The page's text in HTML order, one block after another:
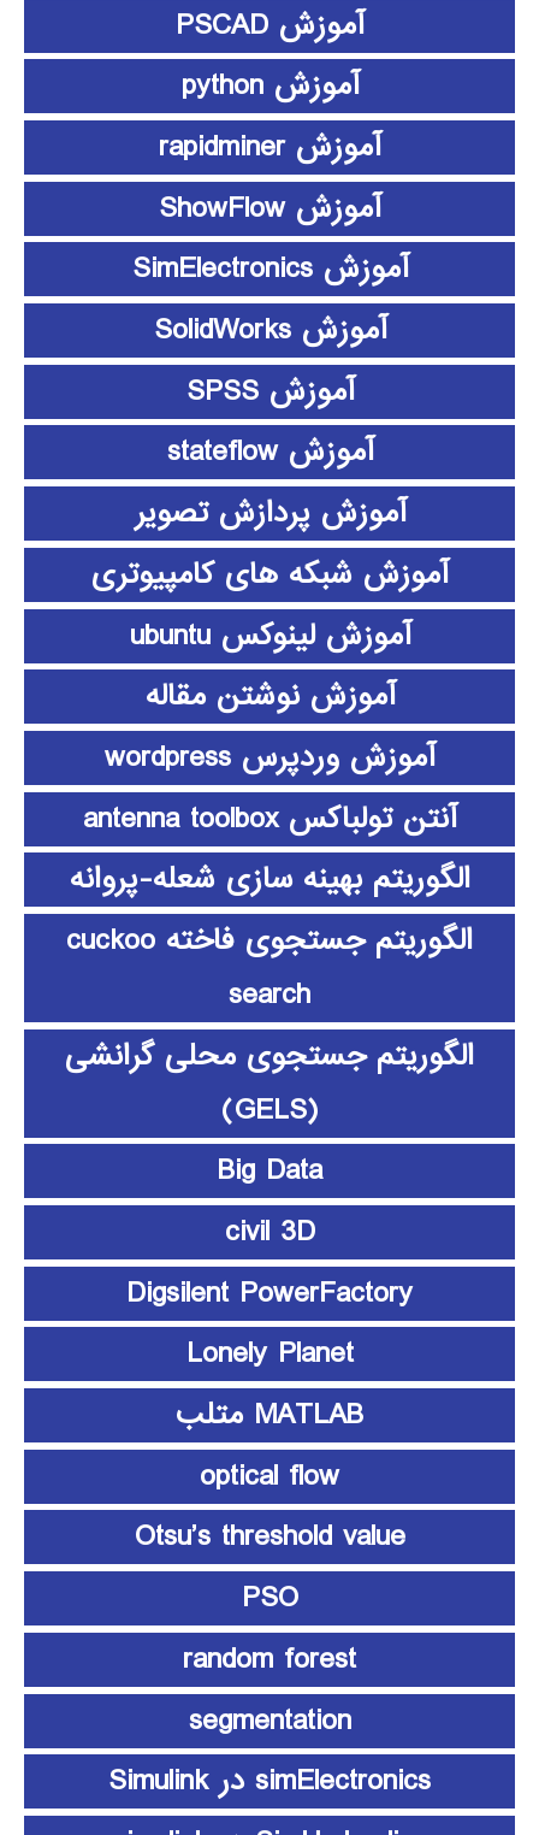
آموزش PSCAD
آموزش python
آموزش rapidminer
آموزش ShowFlow
آموزش SimElectronics
آموزش SolidWorks
آموزش SPSS
آموزش stateflow
آموزش پردازش تصویر
آموزش شبکه های کامپیوتری
آموزش لینوکس ubuntu
آموزش نوشتن مقاله
آموزش وردپرس wordpress
آنتن تولباکس antenna toolbox
الگوریتم بهینه سازی شعله-پروانه
الگوریتم جستجوی فاخته cuckoo
search
الگوریتم جستجوی محلی گرانشی
(GELS)
Big Data
civil 3D
Digsilent PowerFactory
Lonely Planet
MATLAB متلب
optical flow
Otsu’s threshold value
PSO
random forest
segmentation
simElectronics در Simulink